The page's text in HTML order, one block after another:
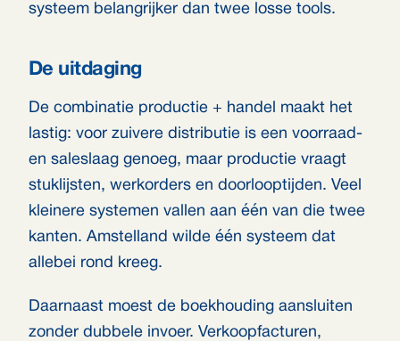
systeem belangrijker dan twee losse tools.
De uitdaging
De combinatie productie + handel maakt het
lastig: voor zuivere distributie is een voorraad-
en saleslaag genoeg, maar productie vraagt
stuklijsten, werkorders en doorlooptijden. Veel
kleinere systemen vallen aan één van die twee
kanten. Amstelland wilde één systeem dat
allebei rond kreeg.
Daarnaast moest de boekhouding aansluiten
zonder dubbele invoer. Verkoopfacturen,